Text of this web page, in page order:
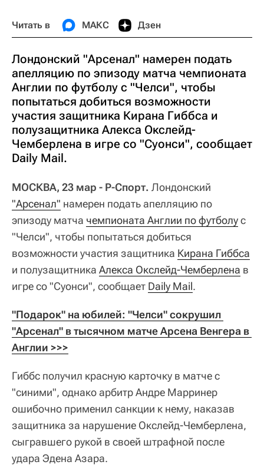
Читать в МАКС Дзен
Лондонский "Арсенал" намерен подать
апелляцию по эпизоду матча чемпионата
Англии по футболу с "Челси", чтобы
попытаться добиться возможности
участия защитника Кирана Гиббса и
полузащитника Алекса Окслейд-
Чемберлена в игре со "Суонси", сообщает
Daily Mail.
МОСКВА, 23 мар - Р-Спорт. Лондонский
"Арсенал" намерен подать апелляцию по
эпизоду матча чемпионата Англии по футболус
"Челси", чтобы попытаться добиться
возможности участия защитника Кирана Гиббса
и полузащитника Алекса Окслейд-Чемберлена в
игре со "Суонси", сообщает Daily Mail.
"Подарок" на юбилей: "Челси" сокрушил
"Арсенал" в тысячном матче Арсена Венгера в
Англии >>>
Гиббс получил красную карточку в матче с
"синими", однако арбитр Андре Марринер
ошибочно применил санкции к нему, наказав
защитника за нарушение Окслейд-Чемберлена,
сыгравшего рукой в своей штрафной после
удара Эдена Азара.